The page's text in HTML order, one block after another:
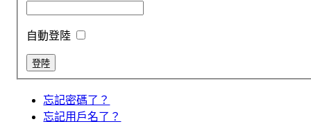
自動登陸
忘記密碼了？
忘記用戶名了？